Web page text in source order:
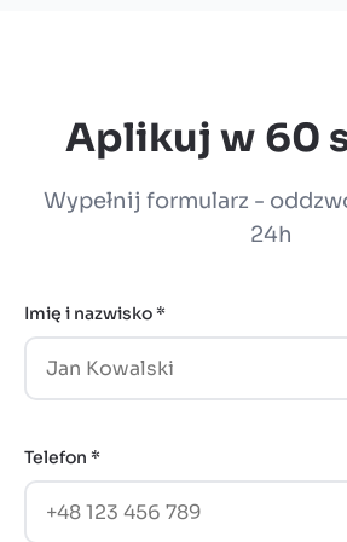
Aplikuj w 60
Wypełnij formularz -
24h
Imię i nazwisko *
Telefon *